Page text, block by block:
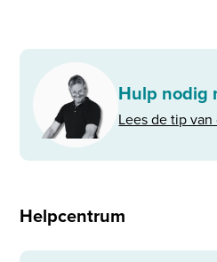
Hulp nodig
Lees de tip
Helpcentrum